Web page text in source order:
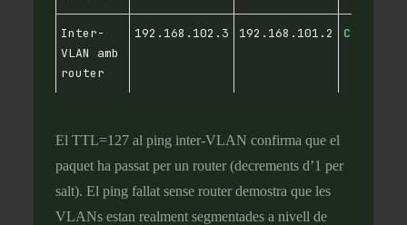
Inter-
VLAN amb
router
192.168.102.3 192.168.101.2
El TTL=127 al ping inter-VLAN confirma que el
paquet ha passat per un router (decrements d’1 per
salt). El ping fallat sense router demostra que les
VLANs estan realment segmentades a nivell de